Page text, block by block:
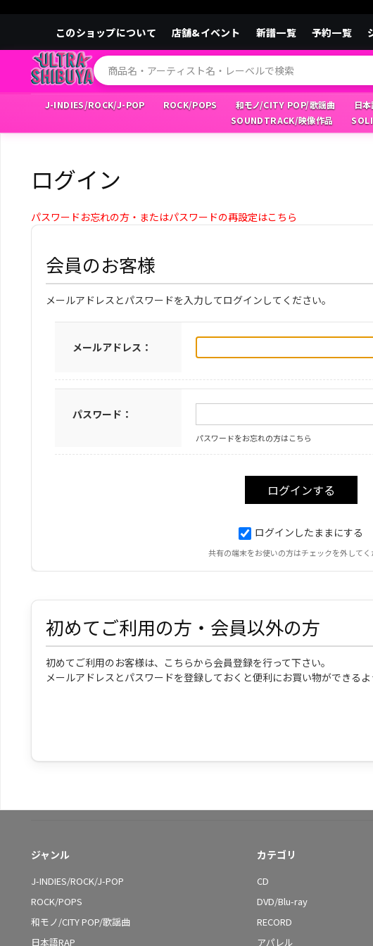
このショップについて 店舗&イベント 新譜一覧 予約一覧
J-INDIES/ROCK/J-POP ROCK/POPS 和モノ/CITY POP/歌謡曲 日
SOUNDTRACK/映像作品
ログイン
パスワードお忘れの方・またはパスワードの再設定はこちら
会員のお客様
メールアドレスとパスワードを入力してログインしてください。
メールアドレス：
パスワード：
パスワードをお忘れの方はこちら
ログインしたままにする
共有の端末をお使いの方はチェックを外してく
初めてご利用の方・会員以外の方
初めてご利用のお客様は、こちらから会員登録を行って下さい。
メールアドレスとパスワードを登録しておくと便利にお買い物ができるよ
ジャンル
J-INDIES/ROCK/J-POP
ROCK/POPS
和モノ/CITY POP/歌謡曲
日本語RAP
カテゴリ
CD
DVD/Blu-ray
RECORD
アパレル